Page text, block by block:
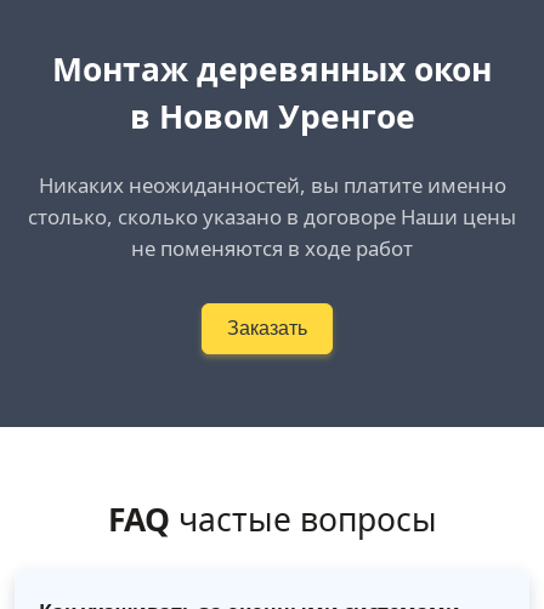
Монтаж деревянных окон
в Новом Уренгое
Никаких неожиданностей, вы платите именно
столько, сколько указано в договоре Наши цены
не поменяются в ходе работ
Заказать
FAQ частые вопросы